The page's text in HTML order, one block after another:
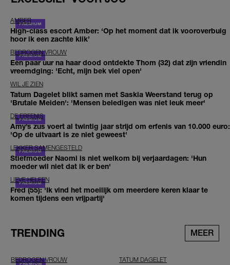
AMBER
High-class escort Amber: ‘Op het moment dat ik vooroverbuig
hoor ik een zachte klik’
BEDROGEN VROUW
Een paar uur na haar dood ontdekte Thom (32) dat zijn vriendin
vreemdging: 'Echt, mijn bek viel open'
WIL JE ZIEN
Tatum Dagelet blikt samen met Saskia Weerstand terug op
'Brutale Meiden': 'Mensen beledigen was niet leuk meer'
DE ERFENIS
Amy’s zus voert al twintig jaar strijd om erfenis van 10.000 euro:
'Op de uitvaart is ze niet geweest'
LEKKER SAMENGESTELD
Stiefmoeder Naomi is niet welkom bij verjaardagen: 'Hun
moeder wil niet dat ik er ben'
LIEVE HELEEN
Fred (55): 'Ik vind het moeilijk om meerdere keren klaar te
komen tijdens een vrijpartij'
TRENDING MEER
BEDROGEN VROUW TATUM DAGELET